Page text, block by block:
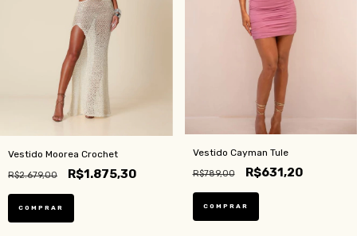
Vestido Moorea Crochet
R$2.679,00 R$1.875,30
COMPRAR
Vestido Cayman Tule
R$789,00 R$631,20
COMPRAR